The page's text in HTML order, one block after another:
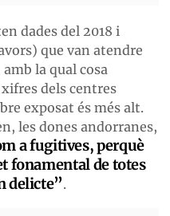
dades del 2018 i
que van atendre
la qual cosa
dels centres
exposat és més alt.
les dones andorranes,
a fugitives, perquè
fonamental de totes
delicte”.